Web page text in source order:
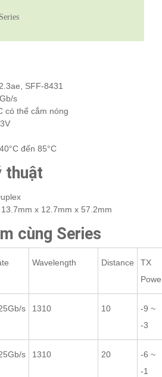
SFF-8431
s
có thể cắm nóng
đến 85°C
thuật
x 12.7mm x 57.2mm
cùng Series
Wavelength Distance
TX
s 1310 10
-9 ~
-3
s 1310 20
-6 ~
-1